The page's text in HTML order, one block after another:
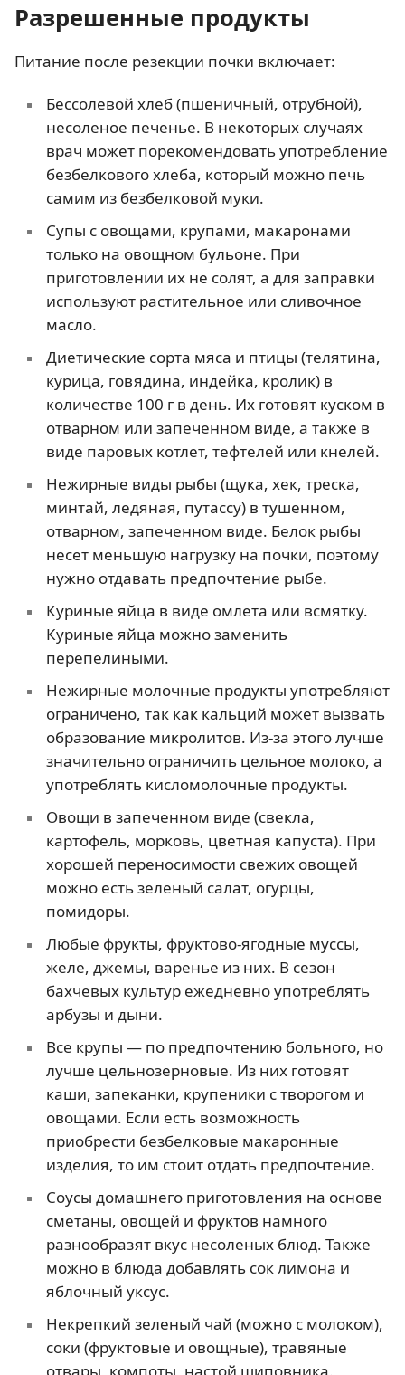
Разрешенные продукты
Питание после резекции почки включает:
Бессолевой хлеб (пшеничный, отрубной),
несоленое печенье. В некоторых случаях
врач может порекомендовать употребление
безбелкового хлеба, который можно печь
самим из безбелковой муки.
Супы с овощами, крупами, макаронами
только на овощном бульоне. При
приготовлении их не солят, а для заправки
используют растительное или сливочное
масло.
Диетические сорта мяса и птицы (телятина,
курица, говядина, индейка, кролик) в
количестве 100 г в день. Их готовят куском в
отварном или запеченном виде, а также в
виде паровых котлет, тефтелей или кнелей.
Нежирные виды рыбы (щука, хек, треска,
минтай, ледяная, путассу) в тушенном,
отварном, запеченном виде. Белок рыбы
несет меньшую нагрузку на почки, поэтому
нужно отдавать предпочтение рыбе.
Куриные яйца в виде омлета или всмятку.
Куриные яйца можно заменить
перепелиными.
Нежирные молочные продукты употребляют
ограничено, так как кальций может вызвать
образование микролитов. Из-за этого лучше
значительно ограничить цельное молоко, а
употреблять кисломолочные продукты.
Овощи в запеченном виде (свекла,
картофель, морковь, цветная капуста). При
хорошей переносимости свежих овощей
можно есть зеленый салат, огурцы,
помидоры.
Любые фрукты, фруктово-ягодные муссы,
желе, джемы, варенье из них. В сезон
бахчевых культур ежедневно употреблять
арбузы и дыни.
Все крупы — по предпочтению больного, но
лучше цельнозерновые. Из них готовят
каши, запеканки, крупеники с творогом и
овощами. Если есть возможность
приобрести безбелковые макаронные
изделия, то им стоит отдать предпочтение.
Соусы домашнего приготовления на основе
сметаны, овощей и фруктов намного
разнообразят вкус несоленых блюд. Также
можно в блюда добавлять сок лимона и
яблочный уксус.
Некрепкий зеленый чай (можно с молоком),
соки (фруктовые и овощные), травяные
отвары, компоты, настой шиповника.